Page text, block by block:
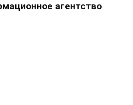
агентство